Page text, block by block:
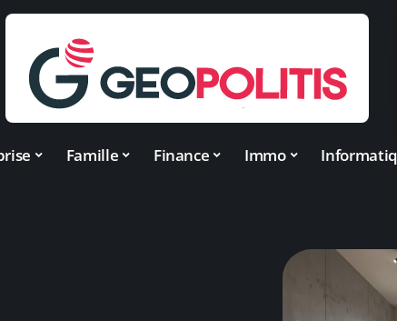
Famille Finance Immo